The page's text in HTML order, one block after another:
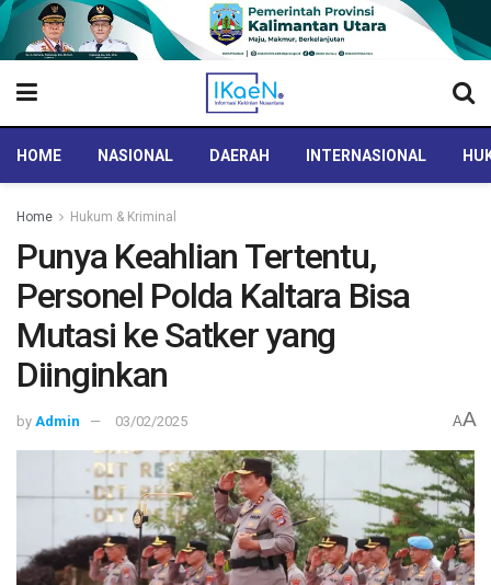
HOME NASIONAL DAERAH INTERNASIONAL
Home Hukum & Kriminal
Punya Keahlian Tertentu,
Personel Polda Kaltara Bisa
Mutasi ke Satker yang
Diinginkan
by Admin 03/02/2025 AA